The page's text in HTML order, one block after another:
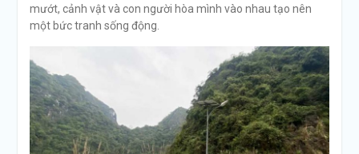
mướt, cảnh vật và con người hòa mình vào nhau tạo nên
một bức tranh sống động.